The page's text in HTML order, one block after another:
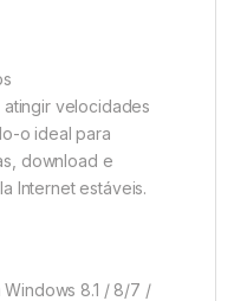
velocidades
o ideal para
download e
Internet estáveis.
Windows 8.1 / 8/7 /